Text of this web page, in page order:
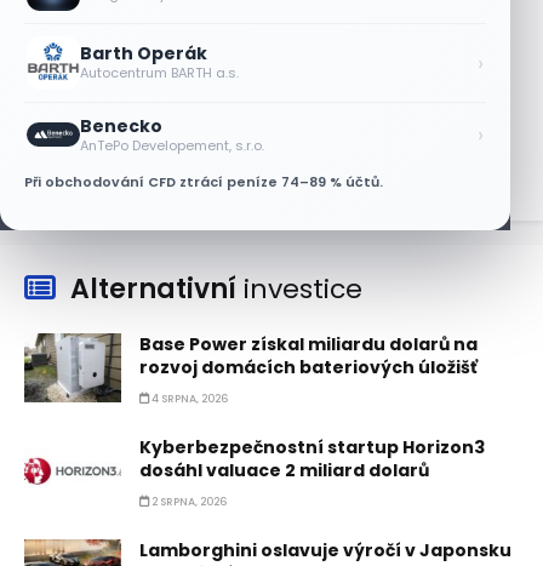
Barth Operák
Autocentrum BARTH a.s. ›
Benecko
AnTePo Developement, s.r.o. ›
Při obchodování CFD ztrácí peníze 74–89 % účtů.
Lisa Su zlehčuje Muskův závazek vůči
6 SRPNA, 2026
Alternativní investice
Base Power získal miliardu dolarů na
rozvoj domácích bateriových úložišť
4 SRPNA, 2026
Kyberbezpečnostní startup Horizon3
dosáhl valuace 2 miliard dolarů
2 SRPNA, 2026
Lamborghini oslavuje výročí v Japonsku